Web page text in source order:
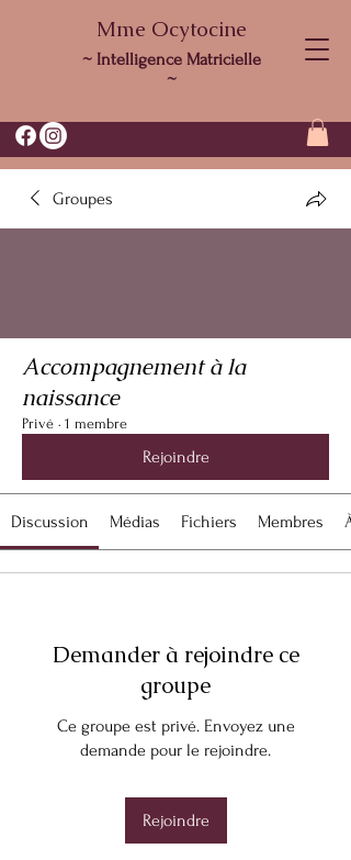
Mme Ocytocine
~ Intelligence Matricielle
~
Groupes
Accompagnement à la
naissance
Privé · 1 membre
Rejoindre
Discussion Médias Fichiers Membres
Demander à rejoindre ce
groupe
Ce groupe est privé. Envoyez une
demande pour le rejoindre.
Rejoindre